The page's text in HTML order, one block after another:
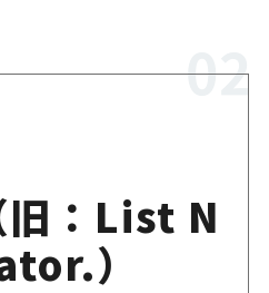
：List N
）